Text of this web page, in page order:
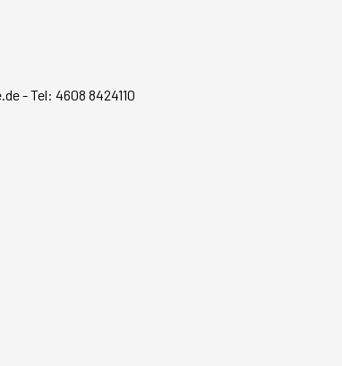
-Tel: 4608 8424110